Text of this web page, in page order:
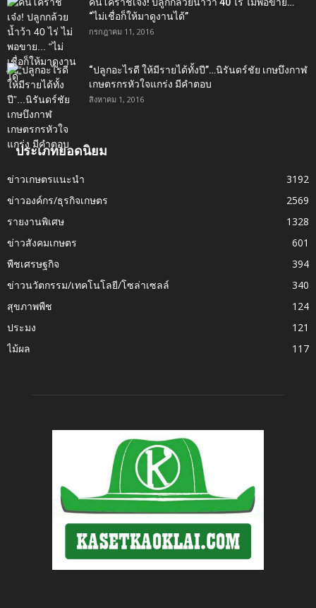
คนโคราชเจ๋ง! ปลูกกล้วยน้ำว้า 40 ไร่ ไม่พอขาย…
“ไม่เชื่อก็ให้มาดูงานได้”‬
กรกฎาคม 11, 2016
“ปลูกอะไรดี ให้มีรายได้ทั้งปี”…นิรันดร์ชัย เกษบึงกาฬ
เกษตรกรหัวใจแกร่ง มีคำตอบ
สิงหาคม 1, 2016
ประเภทยอดนิยม
ข่าวเกษตรแนะนำ
3192
ข่าวองค์กร/ธุรกิจเกษตร
2569
รายงานพิเศษ
1328
ข่าวสังคมเกษตร
601
พืชเศรษฐกิจ
394
ข่าวนวัตกรรม/เทคโนโลยี/โซล่าเซลล์
340
สุขภาพพืช
124
ประมง
121
ไม้ผล
117